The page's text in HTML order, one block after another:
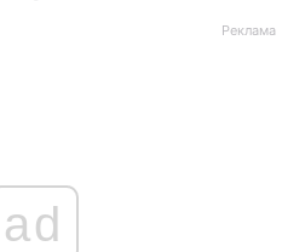
Реклама
ad